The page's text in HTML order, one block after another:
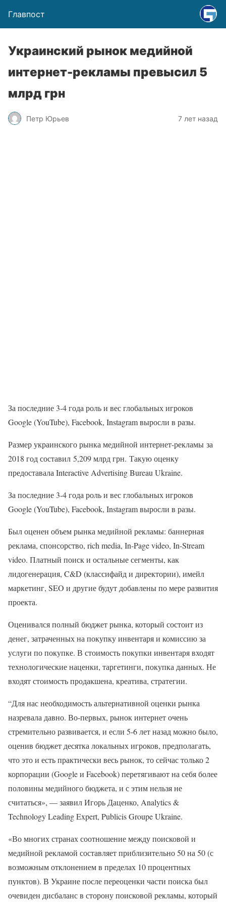
Главпост
Украинский рынок медийной
интернет-рекламы превысил 5
млрд грн
Петр Юрьев 7 лет назад
За последние 3-4 года роль и вес глобальных игроков
Google (YouTube), Facebook, Instagram выросли в разы.
Размер украинского рынка медийной интернет-рекламы за
2018 год составил 5,209 млрд грн. Такую оценку
предоставала Interactive Advertising Bureau Ukraine.
За последние 3-4 года роль и вес глобальных игроков
Google (YouTube), Facebook, Instagram выросли в разы.
Был оценен объем рынка медийной рекламы: баннерная
реклама, спонсорство, rich media, In-Page video, In-Stream
video. Платный поиск и остальные сегменты, как
лидогенерация, C&D (классифайд и директории), имейл
маркетинг, SEO и другие будут добавлены по мере развития
проекта.
Оценивался полный бюджет рынка, который состоит из
денег, затраченных на покупку инвентаря и комиссию за
услуги по покупке. В стоимость покупки инвентаря входят
технологические наценки, таргетинги, покупка данных. Не
входят стоимость продакшена, креатива, стратегии.
“Для нас необходимость альтернативной оценки рынка
назревала давно. Во-первых, рынок интернет очень
стремительно развивается, и если 5-6 лет назад можно было,
оценив бюджет десятка локальных игроков, предполагать,
что это и есть практически весь рынок, то сейчас только 2
корпорации (Google и Facebook) перетягивают на себя более
половины медийного бюджета, и с этим нельзя не
считаться», — заявил Игорь Даценко, Analytics &
Technology Leading Expert, Publicis Groupe Ukraine.
«Во многих странах соотношение между поисковой и
медийной рекламой составляет приблизительно 50 на 50 (с
возможным отклонением в пределах 10 процентных
пунктов). В Украине после переоценки части поиска был
очевиден дисбаланс в сторону поисковой рекламы, который